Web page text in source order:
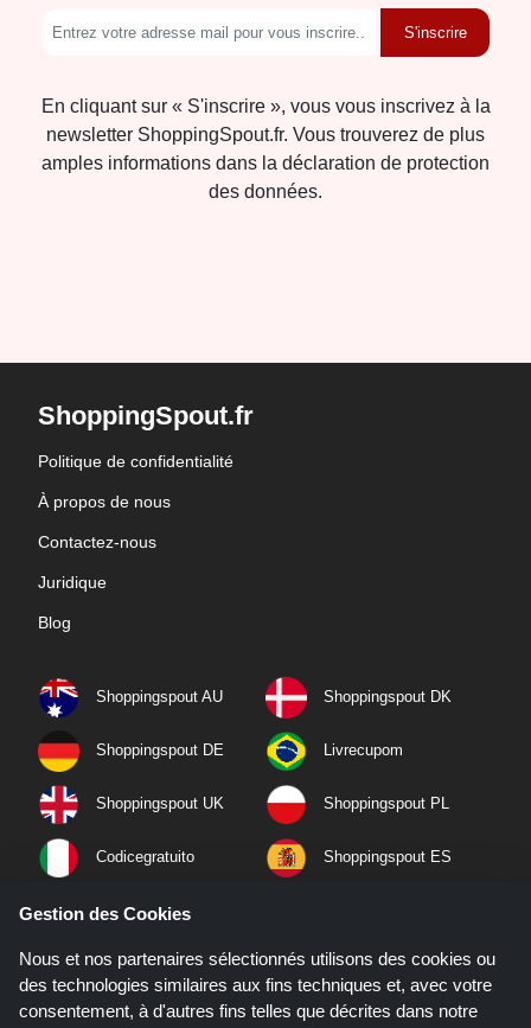
S'inscrire
En cliquant sur « S'inscrire », vous vous inscrivez à la
newsletter ShoppingSpout.fr. Vous trouverez de plus
amples informations dans la déclaration de protection
des données.
ShoppingSpout.fr
Politique de confidentialité
À propos de nous
Contactez-nous
Juridique
Blog
Shoppingspout AU Shoppingspout DK
Shoppingspout DE Livrecupom
Shoppingspout UK Shoppingspout PL
Codicegratuito Shoppingspout ES
Shoppingspout NL
Shoppingspout PT Shoppingspout NO
Gestion des Cookies
Nous et nos partenaires sélectionnés utilisons des cookies ou
des technologies similaires aux fins techniques et, avec votre
consentement, à d'autres fins telles que décrites dans notre